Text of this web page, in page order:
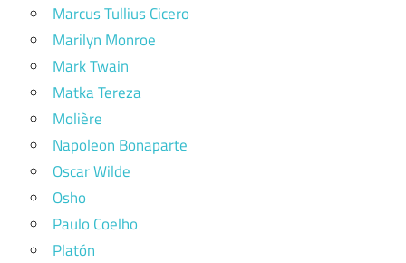
Marcus Tullius Cicero
Marilyn Monroe
Mark Twain
Matka Tereza
Molière
Napoleon Bonaparte
Oscar Wilde
Osho
Paulo Coelho
Platón